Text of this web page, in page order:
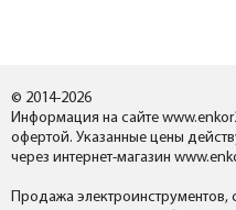
© 2014-2026
Информация на сайте
офертой. Указанные цены
через интернет-магазин
Продажа электроинструментов,